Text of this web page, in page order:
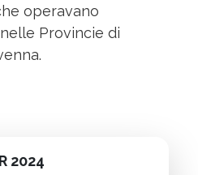
operavano
Provincie di
2024